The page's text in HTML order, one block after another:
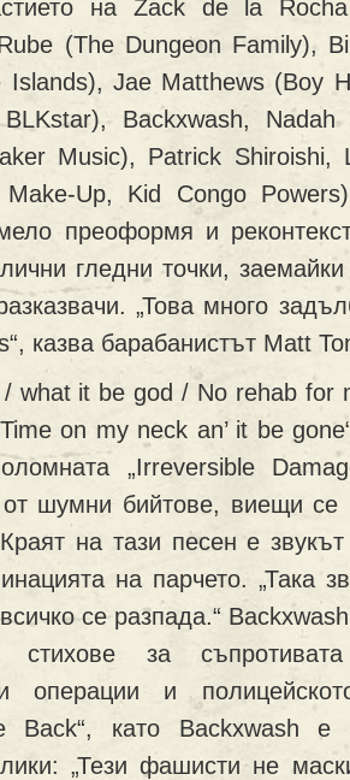
на Zack de la
(The Dungeon Family),
Islands), Jae Matthews (Boy
Backxwash,
Music), Patrick
Up, Kid Congo
преоформя и
гледни точки,
„Това много
казва барабанистът Matt
/ what it be god / No rehab for
on my neck an’ it be
„Irreversible
от шумни бийтове, виещи се
на тази песен е
на парчето. „Така
всичко се разпада.“
стихове за
операции и
Back“, като Backxwash е
„Тези фашисти не